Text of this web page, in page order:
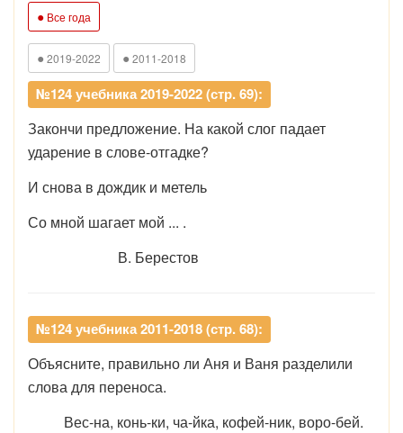
● Все года
● 2019-2022 ● 2011-2018
№124 учебника 2019-2022 (стр. 69):
Закончи предложение. На какой слог падает
ударение в слове-отгадке?
И снова в дождик и метель
Со мной шагает мой ... .
В. Берестов
№124 учебника 2011-2018 (стр. 68):
Объясните, правильно ли Аня и Ваня разделили
слова для переноса.
Вес-на, конь-ки, ча-йка, кофей-ник, воро-бей.